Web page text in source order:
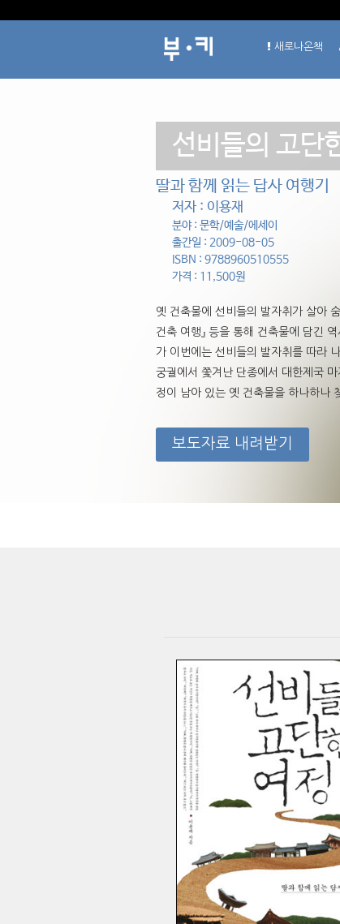
새로나온책
선비들의 고단
딸과 함께 읽는 답사 여행기
저자 : 이용재
분야 : 문학/예술/에세이
출간일 : 2009-08-05
ISBN : 9788960510555
가격 : 11,500원
옛 건축물에 선비들의 발자취가 살아
건축 여행』 등을 통해 건축물에 담긴
가 이번에는 선비들의 발자취를 따라
궁궐에서 쫓겨난 단종에서 대한제국
정이 남아 있는 옛 건축물을 하나하나 찾
보도자료 내려받기